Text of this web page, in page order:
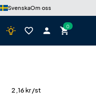
SvenskaOm oss
wb_incandescent favorite_border person shopping_cart
2,16 kr/st